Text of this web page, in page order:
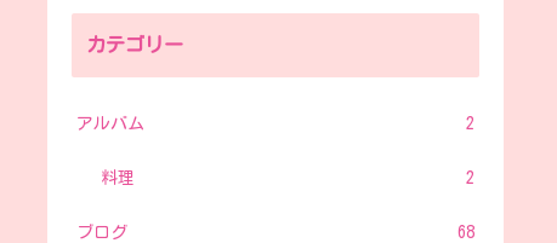
カテゴリー
アルバム 2
料理 2
ブログ 68